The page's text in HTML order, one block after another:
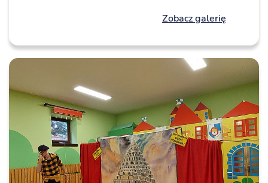
Zobacz galerię